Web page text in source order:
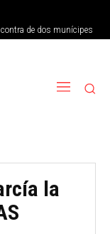
contra de dos munícipes
la